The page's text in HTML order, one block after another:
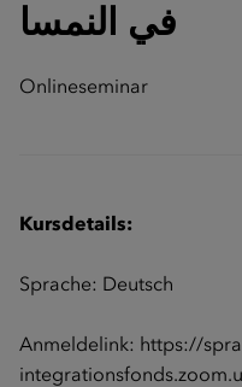
Onlineseminar
Kursdetails:
Sprache: Deutsch
Anmeldelink: https://